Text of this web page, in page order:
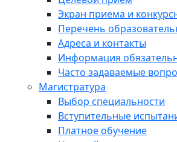
Экран приема и
Перечень
Адреса и контакты
Информация
Часто задаваемые
Магистратура
Выбор специальности
Вступительные
Платное обучение